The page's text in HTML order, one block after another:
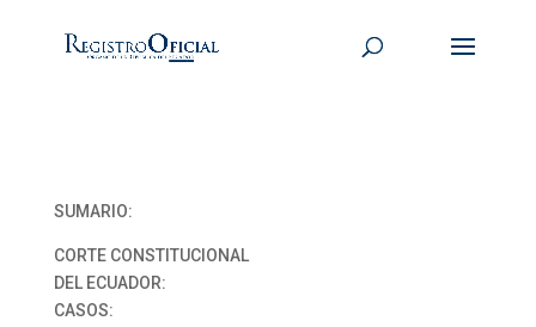
SUMARIO:
CORTE CONSTITUCIONAL
DEL ECUADOR:
CASOS: